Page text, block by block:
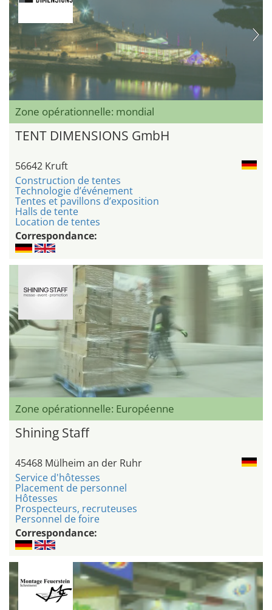
Zone opérationnelle: mondial
TENT DIMENSIONS GmbH
56642 Kruft
Construction de tentes
Technologie d’événement
Tentes et pavillons d’exposition
Halls de tente
Location de tentes
Correspondance:
Zone opérationnelle: Européenne
Shining Staff
45468 Mülheim an der Ruhr
Service d'hôtesses
Placement de personnel
Hôtesses
Prospecteurs, recruteuses
Personnel de foire
Correspondance: